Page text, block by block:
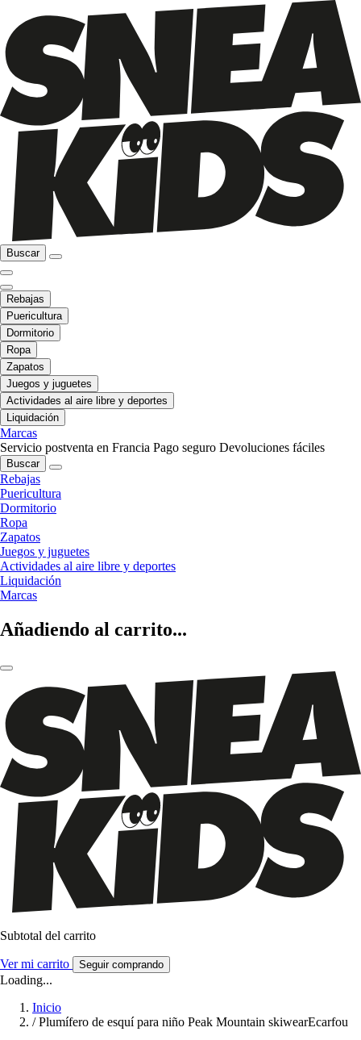
Buscar
Rebajas
Puericultura
Dormitorio
Ropa
Zapatos
Juegos y juguetes
Actividades al aire libre y deportes
Liquidación
Marcas
Servicio postventa en Francia Pago seguro Devoluciones fáciles
Buscar
Rebajas
Puericultura
Dormitorio
Ropa
Zapatos
Juegos y juguetes
Actividades al aire libre y deportes
Liquidación
Marcas
Añadiendo al carrito...
Subtotal del carrito
Ver mi carrito Seguir comprando
Loading...
Inicio
/ Plumífero de esquí para niño Peak Mountain skiwearEcarfou